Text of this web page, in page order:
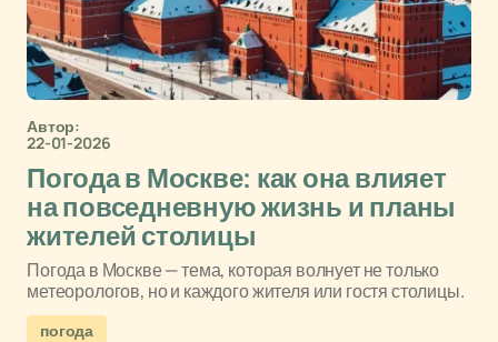
Автор:
22-01-2026
Погода в Москве: как она влияет
на повседневную жизнь и планы
жителей столицы
Погода в Москве — тема, которая волнует не только
метеорологов, но и каждого жителя или гостя столицы.
погода